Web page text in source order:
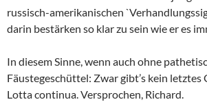
russisch-amerikanischen
darin bestärken so klar zu sein wie er es
In diesem Sinne, wenn auch ohne
Fäustegeschüttel: Zwar gibt’s kein letztes
Lotta continua. Versprochen, Richard.